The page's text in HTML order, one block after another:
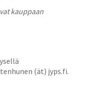
kauppaan
(ät) jyps.fi.